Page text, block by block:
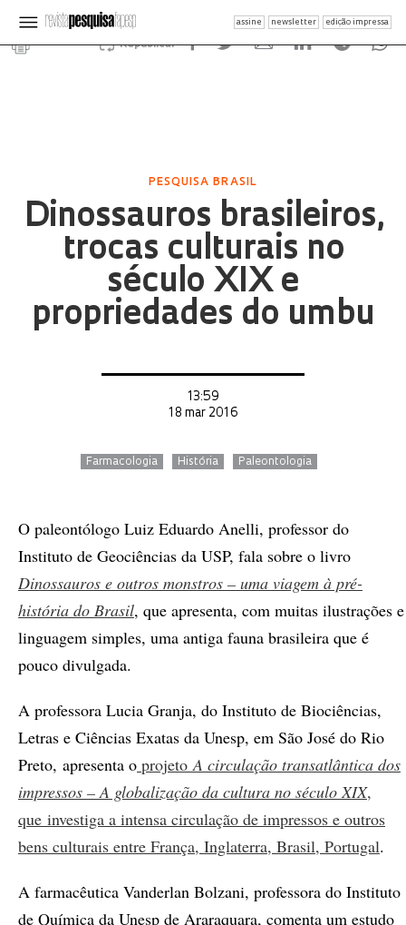
assine newsletter edição impressa
Republicar
PESQUISA BRASIL
Dinossauros brasileiros,
trocas culturais no
século XIX e
propriedades do umbu
13:59
18 mar 2016
Farmacologia História Paleontologia
O paleontólogo Luiz Eduardo Anelli, professor do
Instituto de Geociências da USP, fala sobre o livro
Dinossauros e outros monstros – uma viagem à pré-
história do Brasil, que apresenta, com muitas ilustrações e
linguagem simples, uma antiga fauna brasileira que é
pouco divulgada.
A professora Lucia Granja, do Instituto de Biociências,
Letras e Ciências Exatas da Unesp, em São José do Rio
Preto, apresenta o projetoA circulação transatlântica dos
impressos – A globalização da cultura no século XIX,
que investiga a intensa circulação de impressos e outros
bens culturais entre França, Inglaterra, Brasil, Portugal.
A farmacêutica Vanderlan Bolzani, professora do Instituto
de Química da Unesp de Araraquara, comenta um estudo